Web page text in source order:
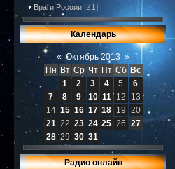
Враги России [21]
Календарь
« Октябрь 2013 »
Пн Вт Ср Чт Пт Сб Вс
1
2 3 4 5
6
7
8 9 10 11 12
13
14 15 16 17 18 19 20
21 22 23 24 25 26 27
28 29 30 31
Радио онлайн